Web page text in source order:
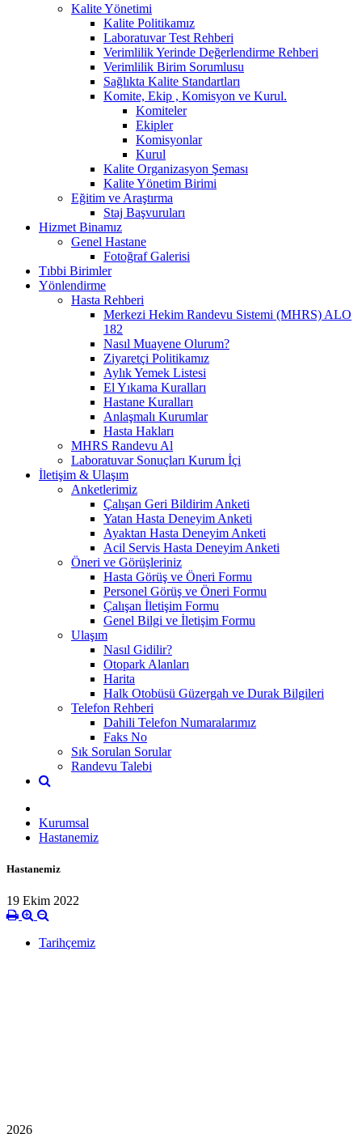
Kalite Yönetimi
Kalite Politikamız
Laboratuvar Test Rehberi
Verimlilik Yerinde Değerlendirme Rehberi
Verimlilik Birim Sorumlusu
Sağlıkta Kalite Standartları
Komite, Ekip , Komisyon ve Kurul.
Komiteler
Ekipler
Komisyonlar
Kurul
Kalite Organizasyon Şeması
Kalite Yönetim Birimi
Eğitim ve Araştırma
Staj Başvuruları
Hizmet Binamız
Genel Hastane
Fotoğraf Galerisi
Tıbbi Birimler
Yönlendirme
Hasta Rehberi
Merkezi Hekim Randevu Sistemi (MHRS) ALO
182
Nasıl Muayene Olurum?
Ziyaretçi Politikamız
Aylık Yemek Listesi
El Yıkama Kuralları
Hastane Kuralları
Anlaşmalı Kurumlar
Hasta Hakları
MHRS Randevu Al
Laboratuvar Sonuçları Kurum İçi
İletişim & Ulaşım
Anketlerimiz
Çalışan Geri Bildirim Anketi
Yatan Hasta Deneyim Anketi
Ayaktan Hasta Deneyim Anketi
Acil Servis Hasta Deneyim Anketi
Öneri ve Görüşleriniz
Hasta Görüş ve Öneri Formu
Personel Görüş ve Öneri Formu
Çalışan İletişim Formu
Genel Bilgi ve İletişim Formu
Ulaşım
Nasıl Gidilir?
Otopark Alanları
Harita
Halk Otobüsü Güzergah ve Durak Bilgileri
Telefon Rehberi
Dahili Telefon Numaralarımız
Faks No
Sık Sorulan Sorular
Randevu Talebi
Kurumsal
Hastanemiz
Hastanemiz
19 Ekim 2022
Tarihçemiz
2026